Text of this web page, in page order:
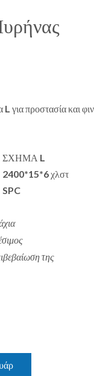
προστασία και
ΣΧΗΜΑ L
2400*15*6 χλστ
SPC
της